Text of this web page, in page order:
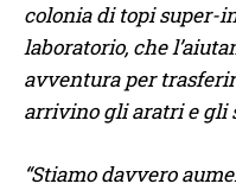
colonia di topi super-
laboratorio, che
avventura per
arrivino gli aratri e gli
“Stiamo davvero